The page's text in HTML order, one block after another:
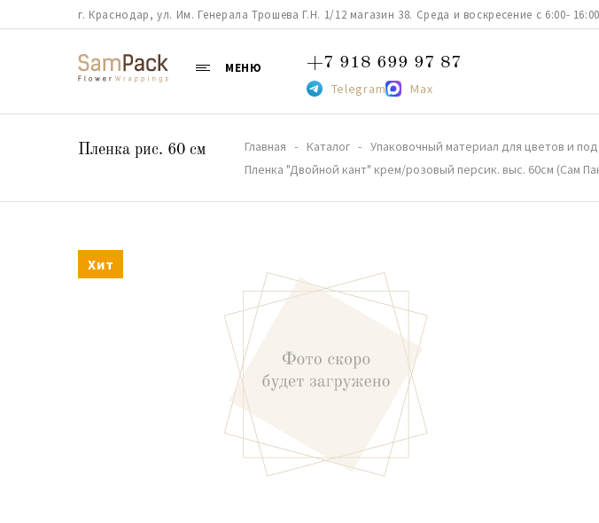
г. Краснодар, ул. Им. Генерала Трошева Г.Н. 1/12 магазин 38. Среда и воскресение с 6:00-
МЕНЮ +7 918 699 97 87
Telegram Max
Пленка рис. 60 см Главная Каталог Упаковочный материал для цветов и
Пленка "Двойной кант" крем/розовый персик. выс. 60см (Сам
Хит